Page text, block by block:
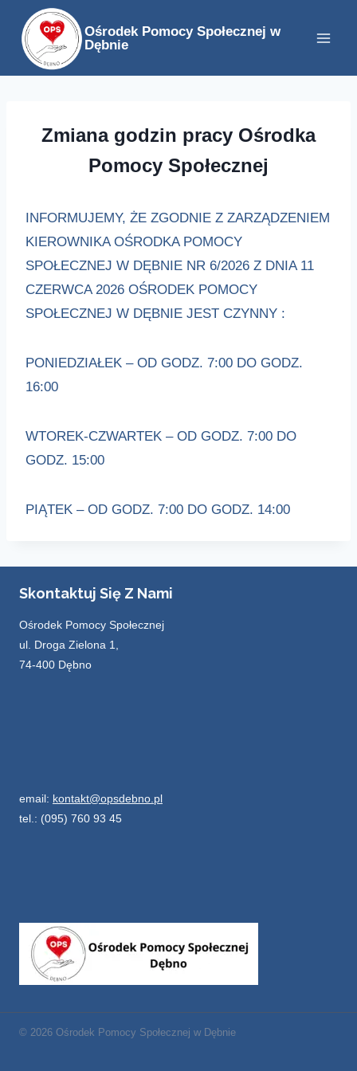
Przejdź
treści
Ośrodek Pomocy Społecznej w
Dębnie
Zmiana godzin pracy Ośrodka
Pomocy Społecznej
INFORMUJEMY, ŻE ZGODNIE Z ZARZĄDZENIEM
KIEROWNIKA OŚRODKA POMOCY
SPOŁECZNEJ W DĘBNIE NR 6/2026 Z DNIA 11
CZERWCA 2026 OŚRODEK POMOCY
SPOŁECZNEJ W DĘBNIE JEST CZYNNY :
PONIEDZIAŁEK – OD GODZ. 7:00 DO GODZ.
16:00
WTOREK-CZWARTEK – OD GODZ. 7:00 DO
GODZ. 15:00
PIĄTEK – OD GODZ. 7:00 DO GODZ. 14:00
Skontaktuj Się Z Nami
Ośrodek Pomocy Społecznej
ul. Droga Zielona 1,
74-400 Dębno
email: kontakt@opsdebno.pl
tel.: (095) 760 93 45
© 2026 Ośrodek Pomocy Społecznej w Dębnie